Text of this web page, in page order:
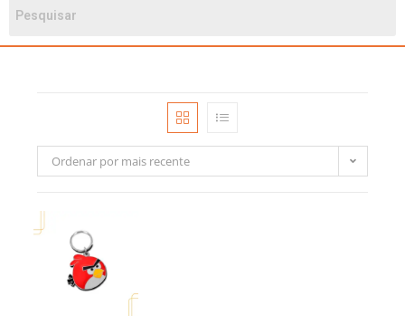
Ordenar por mais recente